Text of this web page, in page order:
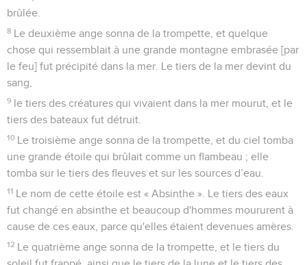
brûlée.
8 Le deuxième ange sonna de la trompette, et quelque
chose qui ressemblait à une grande montagne embrasée [par
le feu] fut précipité dans la mer. Le tiers de la mer devint du
sang,
9 le tiers des créatures qui vivaient dans la mer mourut, et le
tiers des bateaux fut détruit.
10 Le troisième ange sonna de la trompette, et du ciel tomba
une grande étoile qui brûlait comme un flambeau ; elle
tomba sur le tiers des fleuves et sur les sources d’eau.
11 Le nom de cette étoile est « Absinthe ». Le tiers des eaux
fut changé en absinthe et beaucoup d'hommes moururent à
cause de ces eaux, parce qu'elles étaient devenues amères.
12 Le quatrième ange sonna de la trompette, et le tiers du